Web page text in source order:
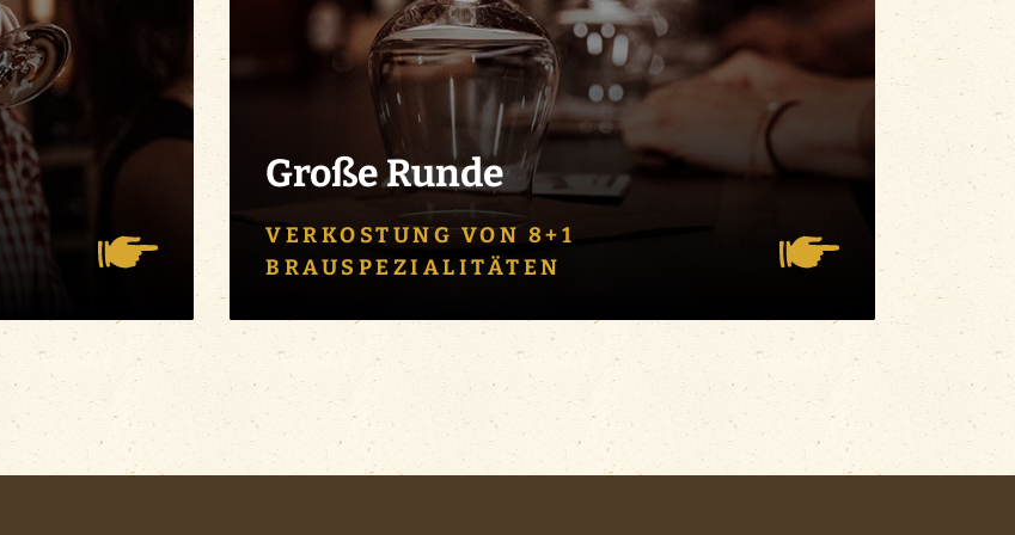
Große Runde
VERKOSTUNG VON 8+1
BRAUSPEZIALITÄTEN